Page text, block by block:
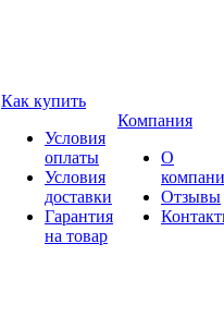
Как купить
Условия
оплаты
Условия
доставки
Гарантия
на товар
Компания
О
Отзывы